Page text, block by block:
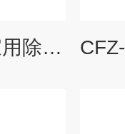
DH-820B众有环保家用除湿机DH-820B